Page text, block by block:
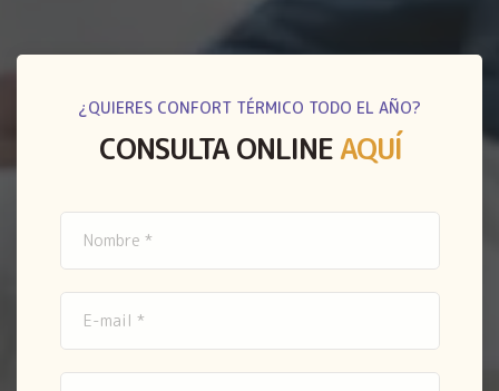
¿QUIERES CONFORT TÉRMICO TODO EL AÑO?
CONSULTA ONLINEAQUÍ